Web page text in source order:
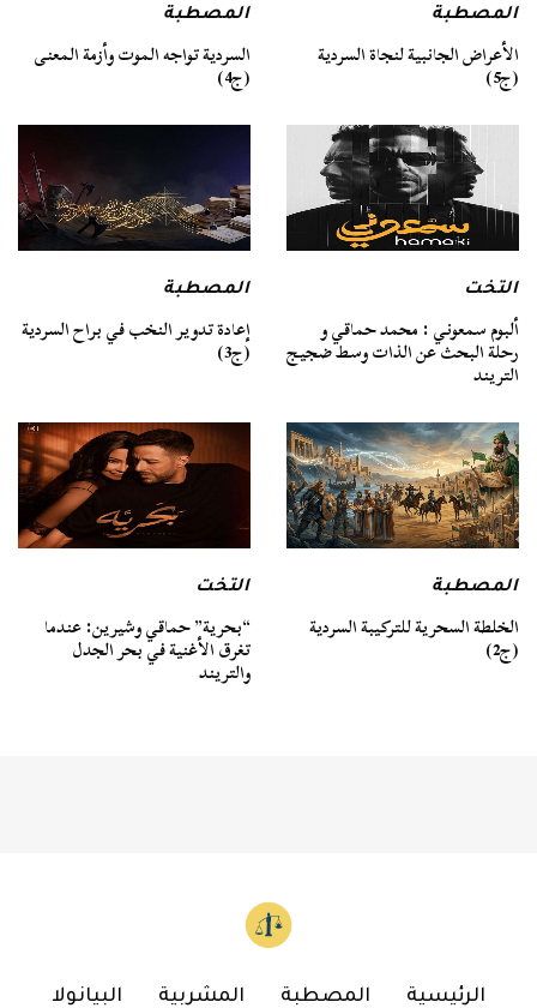
المصطبة
الأعراض الجانبية لنجاة السردية
(ج5)
المصطبة
السردية تواجه الموت وأزمة المعنى
(ج4)
التخت
ألبوم سمعوني : محمد حماقي و
رحلة البحث عن الذات وسط ضجيج
التريند
المصطبة
إعادة تدوير النخب في براح السردية
(ج3)
المصطبة
الخلطة السحرية للتركيبة السردية
(ج2)
التخت
“بحرية” حماقي وشيرين: عندما
تغرق الأغنية في بحر الجدل
والتريند
الرئيسية المصطبة المشربية البيانولا